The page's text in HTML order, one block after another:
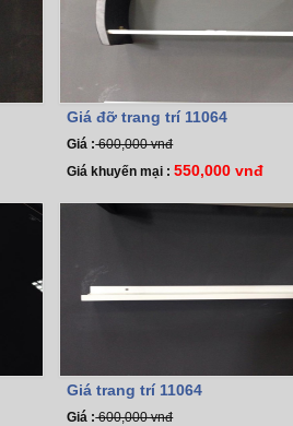
Giá đỡ trang trí 11064
Giá :600,000 vnđ
Giá khuyến mại : 550,000 vnđ
Giá trang trí 11064
Giá :600,000 vnđ